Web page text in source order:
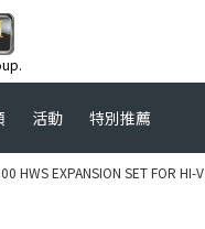
活動 特別推薦
HWS EXPANSION SET FOR